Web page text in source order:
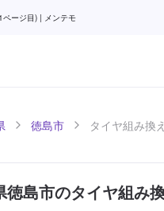
ページ目) | メンテモ
徳島市 タイヤ組み換
徳島市のタイヤ組み